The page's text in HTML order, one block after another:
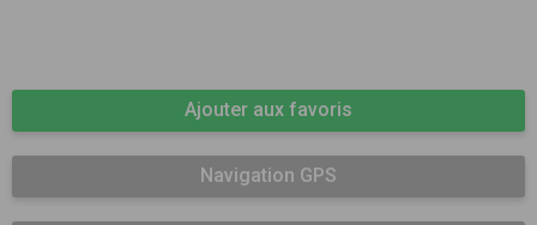
Ajouter aux favoris
Navigation GPS